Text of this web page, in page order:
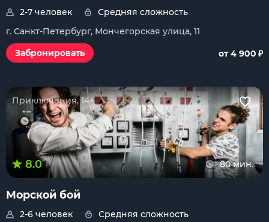
2-7 человек
Средняя сложность
г. Санкт-Петербург, Мончегорская улица, 11
Забронировать
от 4 900 ₽
Приключения, 14+
8.0 80 мин.
Морской бой
2-6 человек
Средняя сложность